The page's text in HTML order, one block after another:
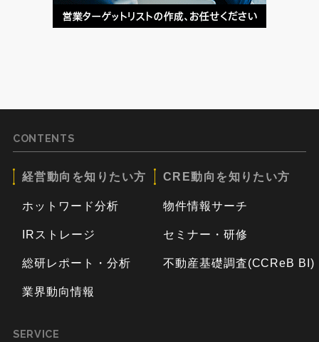
CONTENTS
経営動向を知りたい方
ホットワード分析
IRストレージ
総研レポート・分析
業界動向情報
CRE動向を知りたい方
物件情報サーチ
セミナー・研修
不動産基礎調査(CCReB BI)
SERVICE